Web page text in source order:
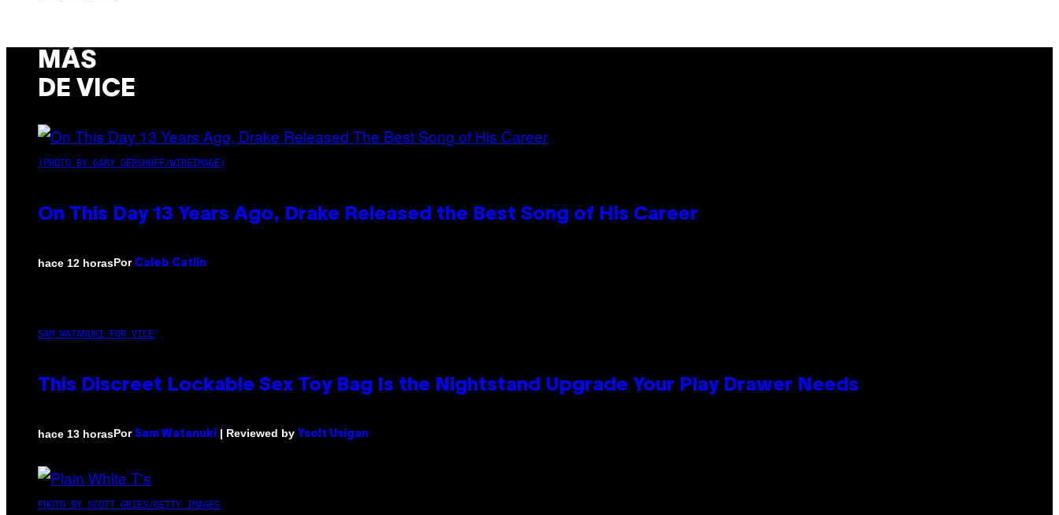
MÁS
DE VICE
(PHOTO BY GARY GERSHOFF/WIREIMAGE)
On This Day 13 Years Ago, Drake Released the Best Song of His Career
hace 12 horasPor Caleb Catlin
SAM WATANUKI FOR VICE
This Discreet Lockable Sex Toy Bag Is the Nightstand Upgrade Your Play Drawer Needs
hace 13 horasPor Sam Watanuki | Reviewed by Ysolt Usigan
PHOTO BY SCOTT GRIES/GETTY IMAGES